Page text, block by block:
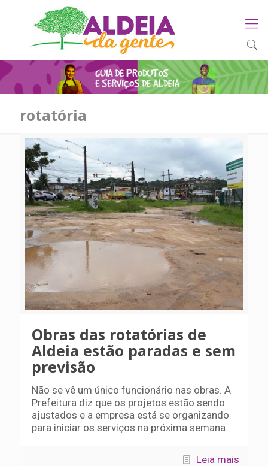
rotatória
Obras das rotatórias de
Aldeia estão paradas e sem
previsão
Não se vê um único funcionário nas obras. A
Prefeitura diz que os projetos estão sendo
ajustados e a empresa está se organizando
para iniciar os serviços na próxima semana.
Leia mais